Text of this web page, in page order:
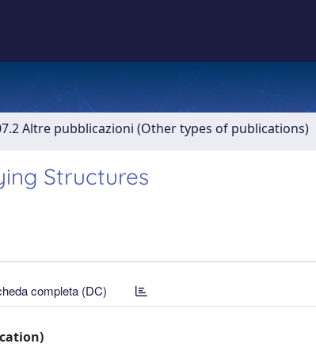
Altre pubblicazioni (Other types of publications)
Structures
completa (DC)